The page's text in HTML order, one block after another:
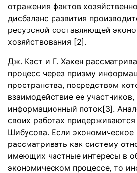
отражения фактов
дисбаланс развития
ресурсной составляющей
хозяйствования [2].
Дж. Каст и Г. Хакен
процесс через призму
пространства, посредством
взаимодействие ее
информационный поток[3].
своих работах
Шибусова. Если экономическое
рассматривать как систему
имеющих частные интересы в
экономическом процессе, то